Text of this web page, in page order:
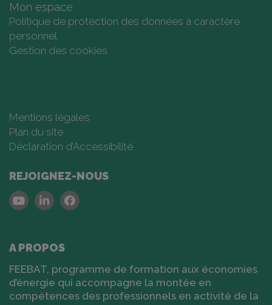
Mon espace
Politique de protection des données à caractère
personnel
Gestion des cookies
Mentions légales
Plan du site
Déclaration d’Accessibilité
REJOIGNEZ-NOUS
YoutubeLinkedinFacebook
A PROPOS
FEEBAT, programme de formation aux économies
d’énergie qui accompagne la montée en
compétences des professionnels en activité de la